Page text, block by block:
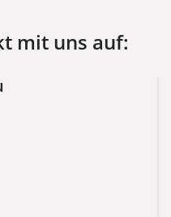
mit uns auf: